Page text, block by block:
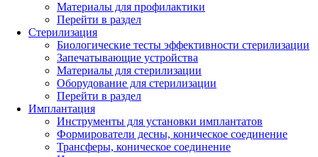
Материалы для профилактики
Перейти в раздел
Стерилизация
Биологические тесты эффективности стерилизации
Запечатывающие устройства
Материалы для стерилизации
Оборудование для стерилизации
Перейти в раздел
Имплантация
Инструменты для установки имплантатов
Формирователи десны, коническое соединение
Трансферы, коническое соединение